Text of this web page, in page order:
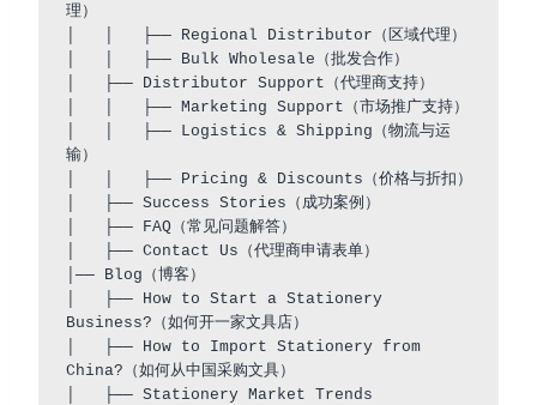
理）
│   │   ├── Regional Distributor（区域代理）
│   │   ├── Bulk Wholesale（批发合作）
│   ├── Distributor Support（代理商支持）
│   │   ├── Marketing Support（市场推广支持）
│   │   ├── Logistics & Shipping（物流与运
输）
│   │   ├── Pricing & Discounts（价格与折扣）
│   ├── Success Stories（成功案例）
│   ├── FAQ（常见问题解答）
│   ├── Contact Us（代理商申请表单）
│── Blog（博客）
│   ├── How to Start a Stationery
Business?（如何开一家文具店）
│   ├── How to Import Stationery from
China?（如何从中国采购文具）
│   ├── Stationery Market Trends